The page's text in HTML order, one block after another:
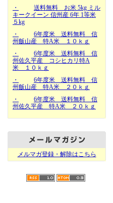
・
送料無料 お米 5kg ミル
キークイーン 信州産 6年 1等米
５kg
・
6年度米 送料無料 信
州飯山産 特A米 １０ｋｇ
・
6年度米 送料無料 信
州佐久平産 コシヒカリ特A
米 １０ｋｇ
・
6年度米 送料無料 信
州飯山産 特A米 ２０ｋｇ
・
6年度米 送料無料 信
州佐久平産 特A米 ２０ｋｇ
メルマガ登録・解除はこちら